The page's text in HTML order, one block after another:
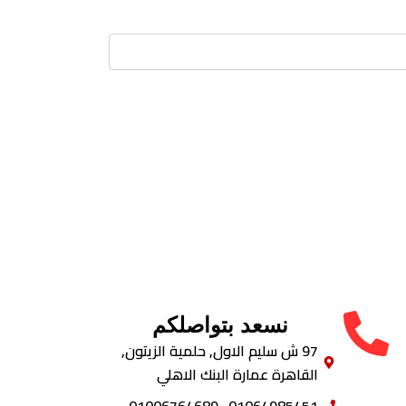
نسعد بتواصلكم
97 ش سليم الاول, حلمية الزيتون,
القاهرة عمارة البنك الاهلي